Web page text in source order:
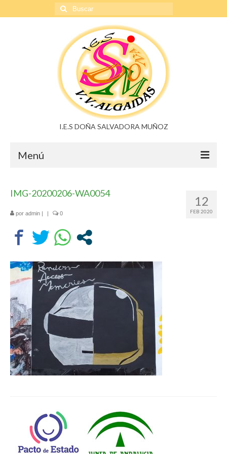
Buscar
por:
I.E.S DOÑA SALVADORA MUÑOZ
Menú
Departamentos
Lengua Castellana y Literatura
Educación física
Ciencias Naturales
Inglés
Religión
Orientación educativa
Historia
Profesorado
12
FEB 2020
IMG-20200206-WA0054
por admin | | 0